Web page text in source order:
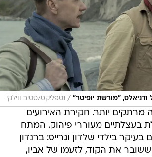
ודניאלס, "מורשת יופיטר" / נטפליקס/סטיב ווילקי
מרתקים יותר. חקירת האירועים
בעצלתיים מעוררי פיהוק. המתח
בעיקר בילדי שלדון וגרייס: ברנדון
ששובר את הקוד, לזעמו של אביו,